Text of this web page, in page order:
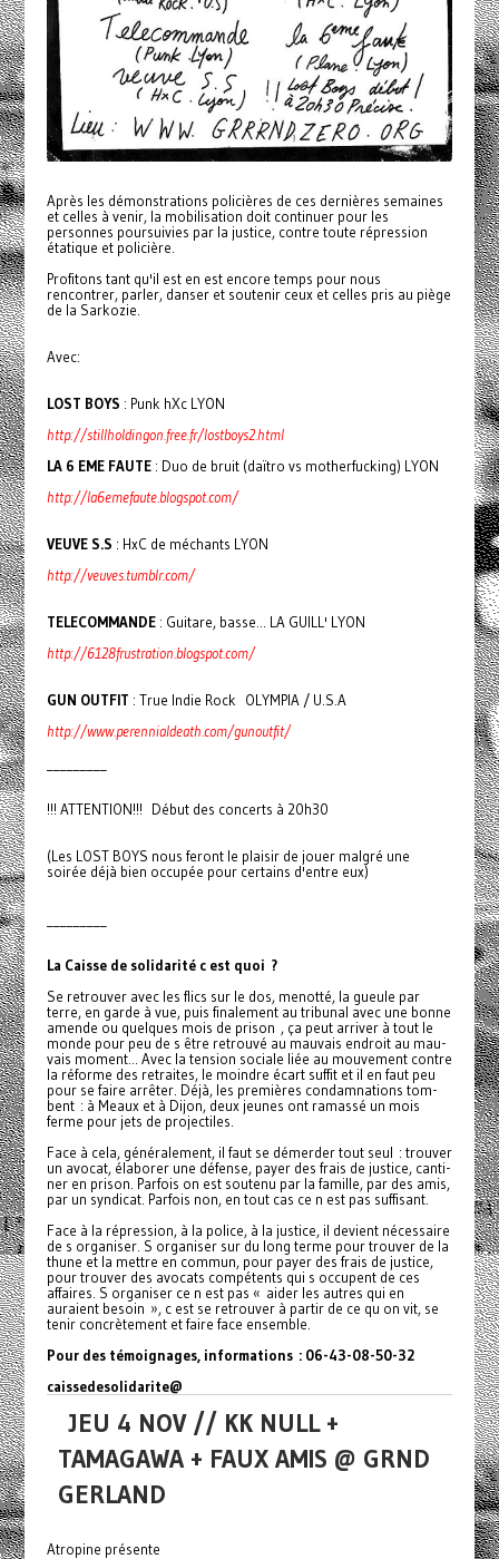
Après les démonstrations policières de ces dernières semaines
et celles à venir, la mobilisation doit continuer pour les
personnes poursuivies par la justice, contre toute répression
étatique et policière.
Profitons tant qu'il est en est encore temps pour nous
rencontrer, parler, danser et soutenir ceux et celles pris au piège
de la Sarkozie.
Avec:
LOST BOYS : Punk hXc LYON
http://stillholdingon.free.fr/lostboys2.html
LA 6 EME FAUTE: Duo de bruit (daïtro vs motherfucking) LYON
http://la6emefaute.blogspot.com/
VEUVE S.S : HxC de méchants LYON
http://veuves.tumblr.com/
TELECOMMANDE: Guitare, basse... LA GUILL' LYON
http://6128frustration.blogspot.com/
GUN OUTFIT : True Indie Rock OLYMPIA / U.S.A
http://www.perennialdeath.com/gunoutfit/
!!! ATTENTION!!! Début des concerts à 20h30
(Les LOST BOYS nous feront le plaisir de jouer malgré une
soirée déjà bien occupée pour certains d'entre eux)
La Caisse de soli­da­rité c est quoi ?
Se retrou­­ver avec les flics sur le dos, menotté, la gueule par
terre, en garde à vue, puis fina­le­ment au tri­­bu­­nal avec une bonne
amende ou quel­­ques mois de prison , ça peut arri­ver à tout le
monde pour peu de s être retrouvé au mau­vais endroit au mau­
vais moment... Avec la ten­sion sociale liée au mou­ve­ment contre
la réforme des retrai­tes, le moin­­dre écart suffit et il en faut peu
pour se faire arrê­ter. Déjà, les pre­miè­res condam­na­tions tom­
bent : à Meaux et à Dijon, deux jeunes ont ramassé un mois
ferme pour jets de pro­jec­ti­les.
Face à cela, géné­­ra­­le­­ment, il faut se démer­­der tout seul : trou­­ver
un avocat, élaborer une défense, payer des frais de jus­­tice, can­­ti­­
ner en prison. Parfois on est sou­­tenu par la famille, par des amis,
par un syn­­di­­cat. Parfois non, en tout cas ce n est pas suf­­fi­­sant.
Face à la répres­­sion, à la police, à la jus­­tice, il devient néces­­saire
de s orga­­ni­­ser. S orga­­ni­­ser sur du long terme pour trou­­ver de la
thune et la mettre en commun, pour payer des frais de jus­­tice,
pour trou­­ver des avo­­cats com­pé­tents qui s occu­­pent de ces
affai­­res. S orga­­ni­­ser ce n est pas « aider les autres qui en
auraient besoin », c est se retrou­­ver à partir de ce qu on vit, se
tenir concrè­­te­­ment et faire face ensem­­ble.
Pour des témoi­gna­ges, infor­ma­tions : 06-43-08-50-32
cais­se­de­so­li­da­rite@
JEU 4 NOV // KK NULL +
TAMAGAWA + FAUX AMIS @ GRND
GERLAND
Atropine présente